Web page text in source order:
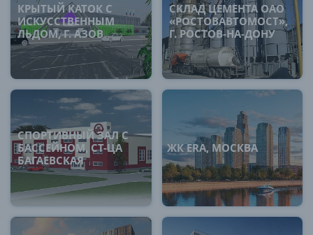
КРЫТЫЙ КАТОК С
ИСКУССТВЕННЫМ
ЛЬДОМ, Г. АЗОВ
СКЛАД ЦЕМЕНТА ОАО
«РОСТОВАВТОМОСТ»,
Г. РОСТОВ-НА-ДОНУ
СПОРТИВНЫЙ ЗАЛ С
БАССЕЙНОМ, СТ-ЦА
БАГАЕВСКАЯ
ЖК ERA, МОСКВА